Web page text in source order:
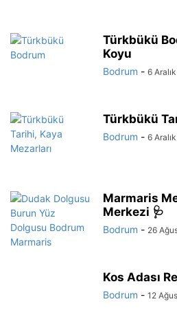
Türkbükü
Koyu
Bodrum - 6
Türkbükü
Bodrum - 6
Marmaris
Merkezi 🩺
Bodrum - 26
Kos Adası
Bodrum - 12